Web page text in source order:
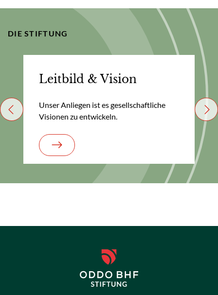
DIE STIFTUNG
Leitbild & Vision
Unser Anliegen ist es gesellschaftliche
Visionen zu entwickeln.
Previous